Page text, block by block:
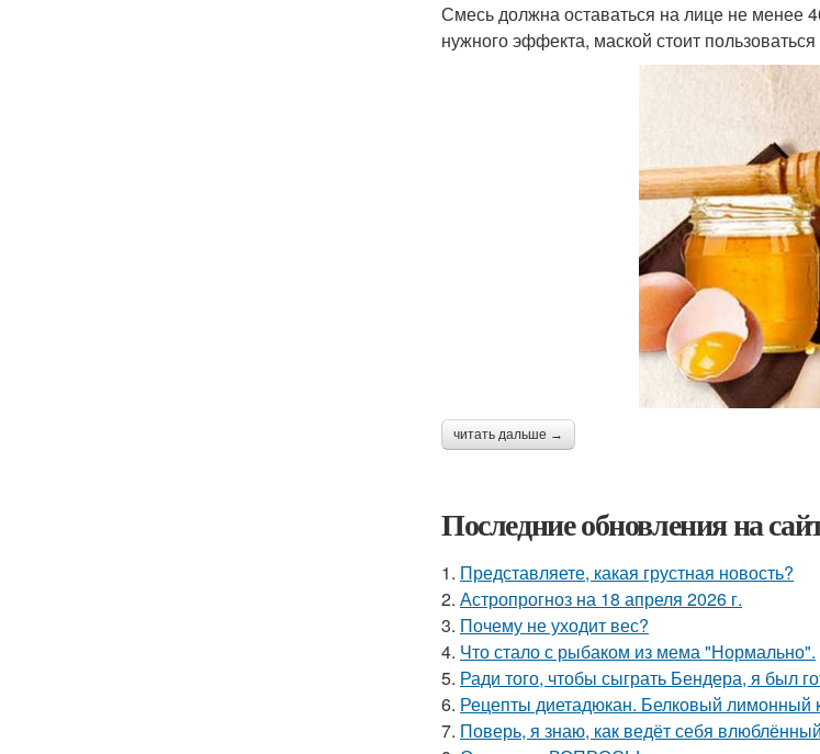
Смесь должна оставаться на лице не менее
нужного эффекта, маской стоит
читать дальше →
Последние обновления на
1. Представляете, какая грустная новость?
2. Астропрогноз на 18 апреля 2026 г.
3. Почему не уходит вес?
4. Что стало с рыбаком из мема "Нормально".
5. Ради того, чтобы сыграть Бендера, я был
6. Рецепты диетадюкан. Белковый лимонный
7. Поверь, я знаю, как ведёт себя